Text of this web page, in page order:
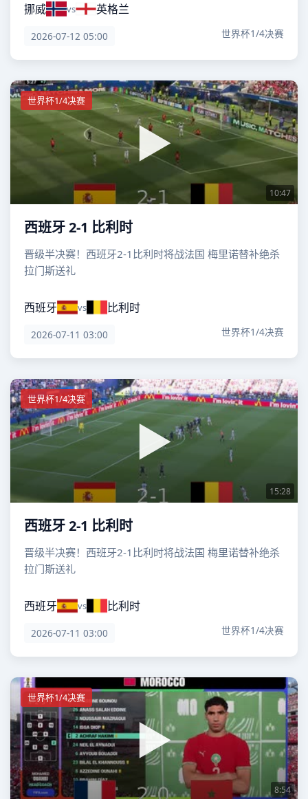
挪威 vs 英格兰
2026-07-12 05:00 世界杯1/4决赛
世界杯1/4决赛
10:47
西班牙 2-1 比利时
晋级半决赛！西班牙2-1比利时将战法国 梅里诺替补绝杀
拉门斯送礼
西班牙 vs 比利时
2026-07-11 03:00 世界杯1/4决赛
世界杯1/4决赛
15:28
西班牙 2-1 比利时
晋级半决赛！西班牙2-1比利时将战法国 梅里诺替补绝杀
拉门斯送礼
西班牙 vs 比利时
2026-07-11 03:00 世界杯1/4决赛
世界杯1/4决赛
8:54